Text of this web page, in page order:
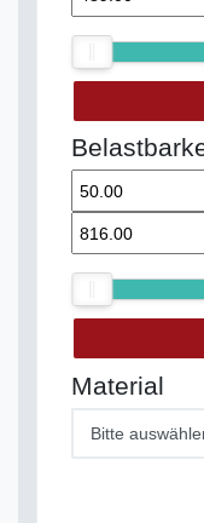
Material
Bitte